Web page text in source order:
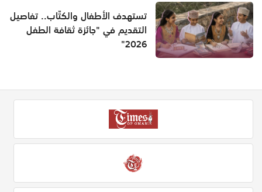
تستهدف الأطفال والكتّاب.. تفاصيل
التقديم في "جائزة ثقافة الطفل
2026"